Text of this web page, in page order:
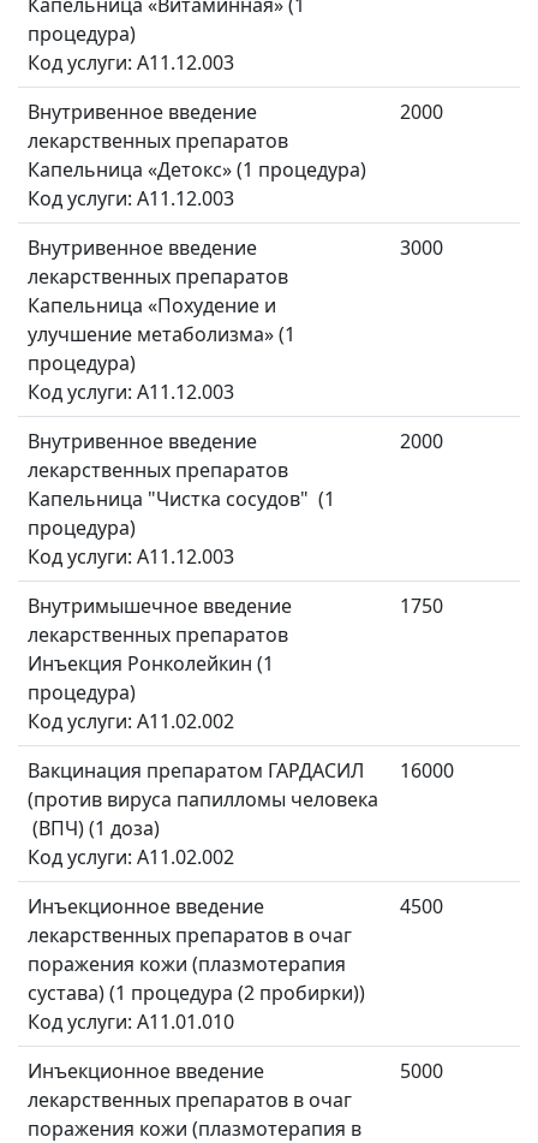
процедура)
Код услуги: A11.12.003
Внутривенное введение
лекарственных препаратов
Капельница «Детокс» (1 процедура)
Код услуги: A11.12.003
2000
Внутривенное введение
лекарственных препаратов
Капельница «Похудение и
улучшение метаболизма» (1
процедура)
Код услуги: A11.12.003
3000
Внутривенное введение
лекарственных препаратов
Капельница "Чистка сосудов" (1
процедура)
Код услуги: A11.12.003
2000
Внутримышечное введение
лекарственных препаратов
Инъекция Ронколейкин (1
процедура)
Код услуги: A11.02.002
1750
Вакцинация препаратом ГАРДАСИЛ
(против вируса папилломы человека
(ВПЧ) (1 доза)
Код услуги: A11.02.002
16000
Инъекционное введение
лекарственных препаратов в очаг
поражения кожи (плазмотерапия
сустава) (1 процедура (2 пробирки))
Код услуги: A11.01.010
4500
Инъекционное введение
лекарственных препаратов в очаг
поражения кожи (плазмотерапия в
5000